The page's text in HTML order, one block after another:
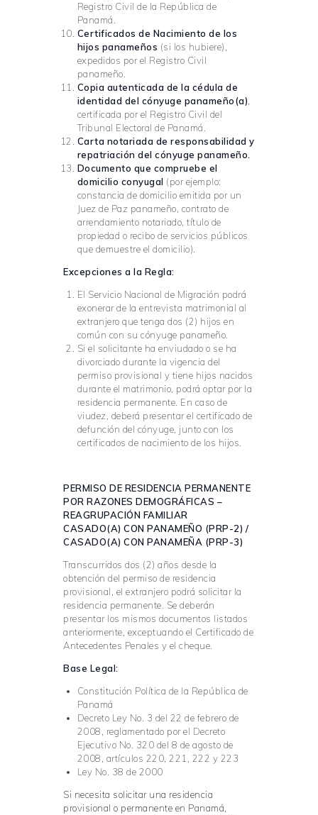
Registro Civil de la República de
Panamá.
Certificados de Nacimiento de los
hijos panameños (si los hubiere),
expedidos por el Registro Civil
panameño.
Copia autenticada de la cédula de
identidad del cónyuge panameño(a),
certificada por el Registro Civil del
Tribunal Electoral de Panamá.
Carta notariada de responsabilidad y
repatriación del cónyuge panameño.
Documento que compruebe el
domicilio conyugal (por ejemplo:
constancia de domicilio emitida por un
Juez de Paz panameño, contrato de
arrendamiento notariado, título de
propiedad o recibo de servicios públicos
que demuestre el domicilio).
Excepciones a la Regla:
El Servicio Nacional de Migración podrá
exonerar de la entrevista matrimonial al
extranjero que tenga dos (2) hijos en
común con su cónyuge panameño.
Si el solicitante ha enviudado o se ha
divorciado durante la vigencia del
permiso provisional y tiene hijos nacidos
durante el matrimonio, podrá optar por la
residencia permanente. En caso de
viudez, deberá presentar el certificado de
defunción del cónyuge, junto con los
certificados de nacimiento de los hijos.
PERMISO DE RESIDENCIA PERMANENTE
POR RAZONES DEMOGRÁFICAS –
REAGRUPACIÓN FAMILIAR
CASADO(A) CON PANAMEÑO (PRP-2) /
CASADO(A) CON PANAMEÑA (PRP-3)
Transcurridos dos (2) años desde la
obtención del permiso de residencia
provisional, el extranjero podrá solicitar la
residencia permanente. Se deberán
presentar los mismos documentos listados
anteriormente, exceptuando el Certificado de
Antecedentes Penales y el cheque.
Base Legal:
Constitución Política de la República de
Panamá
Decreto Ley No. 3 del 22 de febrero de
2008, reglamentado por el Decreto
Ejecutivo No. 320 del 8 de agosto de
2008, artículos 220, 221, 222 y 223
Ley No. 38 de 2000
Si necesita solicitar una residencia
provisional o permanente en Panamá,